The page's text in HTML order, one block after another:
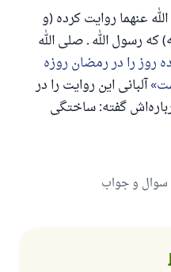
عنهما روایت کرده (و
رسول الله ـ صلی الله
روز را در رمضان روزه
آلبانی این روایت را در
آورده و درباره‌اش گفته: ساختگی
سوال و جواب